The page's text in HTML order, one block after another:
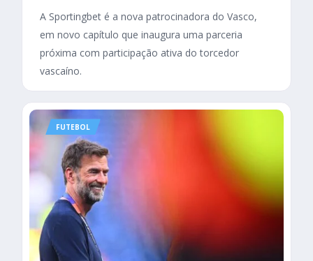
A Sportingbet é a nova patrocinadora do Vasco,
em novo capítulo que inaugura uma parceria
próxima com participação ativa do torcedor
vascaíno.
FUTEBOL